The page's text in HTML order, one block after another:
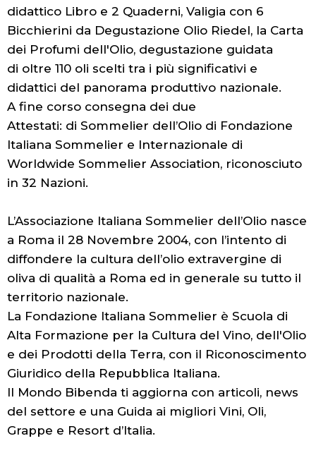
didattico Libro e 2 Quaderni, Valigia con 6
Bicchierini da Degustazione Olio Riedel, la Carta
dei Profumi dell'Olio, degustazione guidata
di oltre 110 oli scelti tra i più significativi e
didattici del panorama produttivo nazionale.
A fine corso consegna dei due
Attestati: di Sommelier dell’Olio di Fondazione
Italiana Sommelier e Internazionale di
Worldwide Sommelier Association, riconosciuto
in 32 Nazioni.
L’Associazione Italiana Sommelier dell’Olio nasce
a Roma il 28 Novembre 2004, con l’intento di
diffondere la cultura dell’olio extravergine di
oliva di qualità a Roma ed in generale su tutto il
territorio nazionale.
La Fondazione Italiana Sommelier è Scuola di
Alta Formazione per la Cultura del Vino, dell'Olio
e dei Prodotti della Terra, con il Riconoscimento
Giuridico della Repubblica Italiana.
Il Mondo Bibenda ti aggiorna con articoli, news
del settore e una Guida ai migliori Vini, Oli,
Grappe e Resort d’Italia.